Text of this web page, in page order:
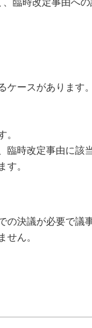
臨時改定事由へ
ケースがあります
。
時改定事由に該
す。
決議が必要で議
せん。